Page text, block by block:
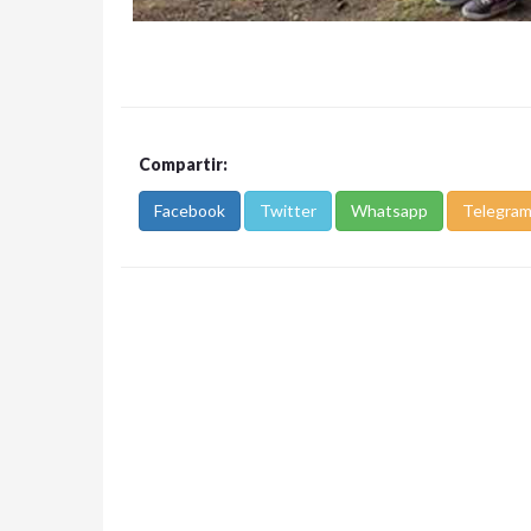
Compartir:
Facebook Twitter Whatsapp Telegram